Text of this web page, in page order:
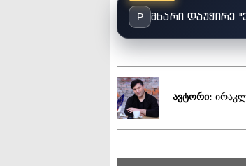
P მხარი დაუჭირე
ავტორი: